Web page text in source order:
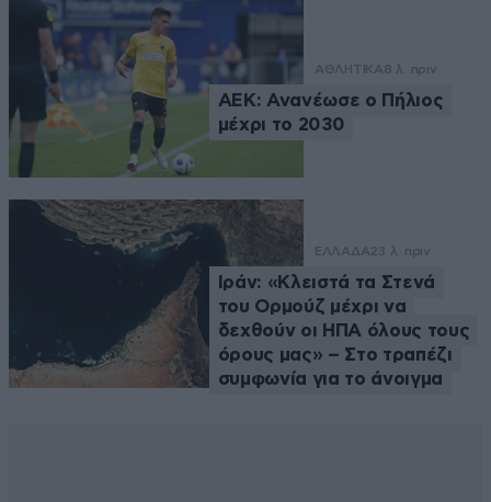
ΑΘΛΗΤΙΚΑ8 λ. πριν
ΑΕΚ: Ανανέωσε ο Πήλιος
μέχρι το 2030
ΕΛΛΑΔΑ23 λ. πριν
Ιράν: «Κλειστά τα Στενά
του Ορμούζ μέχρι να
δεχθούν οι ΗΠΑ όλους τους
όρους μας» – Στο τραπέζι
συμφωνία για το άνοιγμα